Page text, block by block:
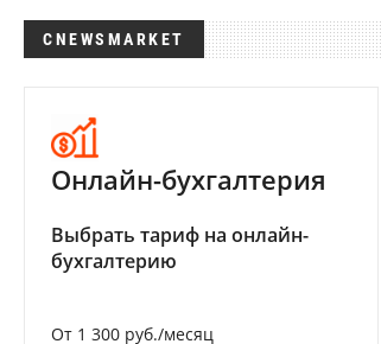
CNEWSMARKET
Онлайн-бухгалтерия
Выбрать тариф на онлайн-
бухгалтерию
От 1 300 руб./месяц